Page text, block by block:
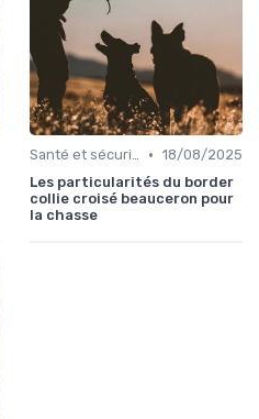
Santé et sécurité pendant la chasse • 18/08/2025
Les particularités du border
collie croisé beauceron pour
la chasse